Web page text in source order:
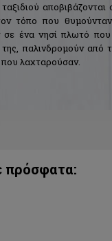
τόπο που
ένα νησί πλωτό που
παλινδρομούν από
που λαχταρούσαν.
πρόσφατα: